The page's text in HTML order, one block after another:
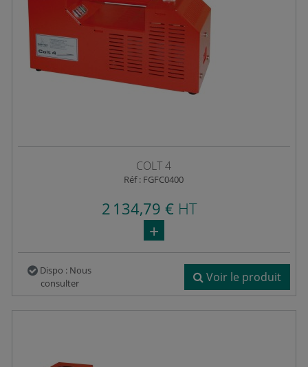
COLT 4
Réf : FGFC0400
2 134,79 € HT
Dispo : Nous
consulter
Voir le produit